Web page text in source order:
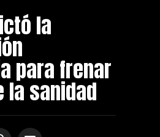
la
para frenar
la sanidad